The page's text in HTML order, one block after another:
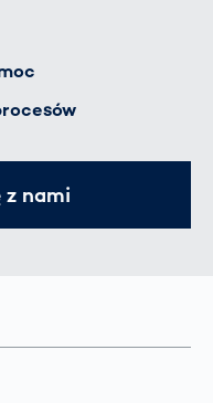
nami